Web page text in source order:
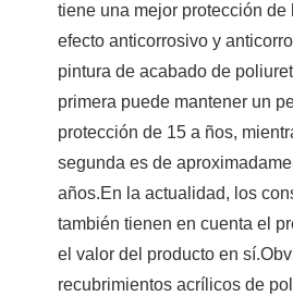
tiene una mejor protección de
efecto anticorrosivo y
pintura de acabado de
primera puede mantener un
protección de 15 a ños,
segunda es de
años.En la actualidad, los
también tienen en cuenta el
el valor del producto en
recubrimientos acrílicos de